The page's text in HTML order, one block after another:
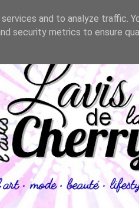
and to analyze traffic.
security metrics to ensure